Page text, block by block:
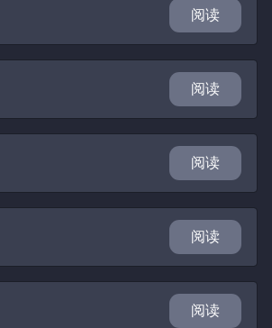
阅读
阅读
阅读
阅读
阅读